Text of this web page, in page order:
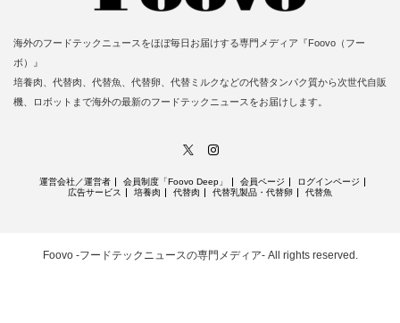
海外のフードテックニュースをほぼ毎日お届けする専門メディア『Foovo（フー
ボ）』
培養肉、代替肉、代替魚、代替卵、代替ミルクなどの代替タンパク質から次世代自販
機、ロボットまで海外の最新のフードテックニュースをお届けします。
運営会社／運営者 会員制度「Foovo Deep」 会員ページ
ログインページ
広告サービス
培養肉 代替肉 代替乳製品・代替卵 代替魚
Foovo -フードテックニュースの専門メディア-All rights reserved.